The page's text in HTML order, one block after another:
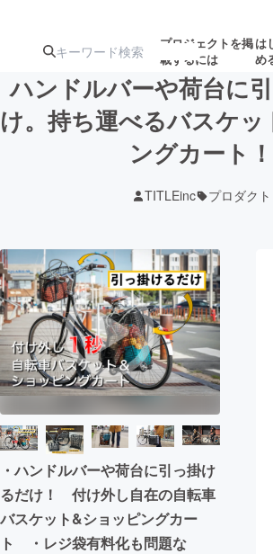
プロジェクトを掲
載するには
は
め
注目の新着プロ募集終了
テクノロジー・ガジェット
映像・映画
ビジネス・起業
まちづくり・地域活性化
CAMPFIRE for Social Good
CAMPFIREふるさと納税
ハンドルバーや荷台に
け。持ち運べるバスケ
ングカート！
TITLEinc プロダクト
・ハンドルバーや荷台に引っ掛け
るだけ！ 付け外し自在の自転車
バスケット&ショッピングカー
ト ・レジ袋有料化も問題な